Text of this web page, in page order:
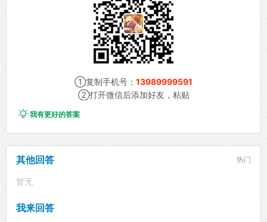
①复制手机号： 13989999591
②打开微信后添加好友，粘贴
我有更好的答案
其他回答 热门
暂无
我来回答